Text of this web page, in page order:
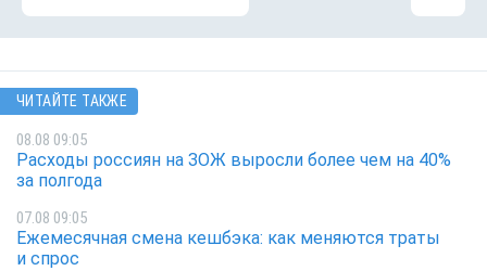
ЧИТАЙТЕ ТАКЖЕ
08.08 09:05
Расходы россиян на ЗОЖ выросли более чем на 40%
за полгода
07.08 09:05
Ежемесячная смена кешбэка: как меняются траты
и спрос